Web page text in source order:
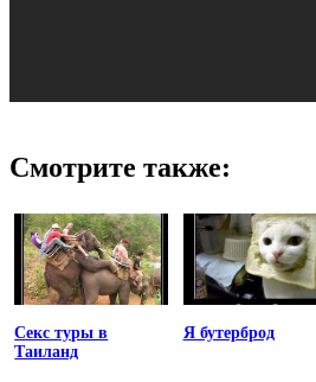
Смотрите также:
Секс туры в
Таиланд
Я бутерброд